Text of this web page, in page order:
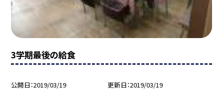
3学期最後の給食
公開日 2019/03/19 更新日 2019/03/19